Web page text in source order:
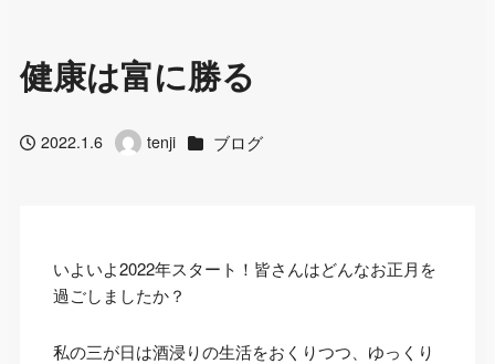
健康は富に勝る
投稿日2022.1.6 著
tenji カテゴリー
ブログ
いよいよ2022年スタート！皆さんはどんなお正月を
過ごしましたか？
私の三が日は酒浸りの生活をおくりつつ、ゆっくり